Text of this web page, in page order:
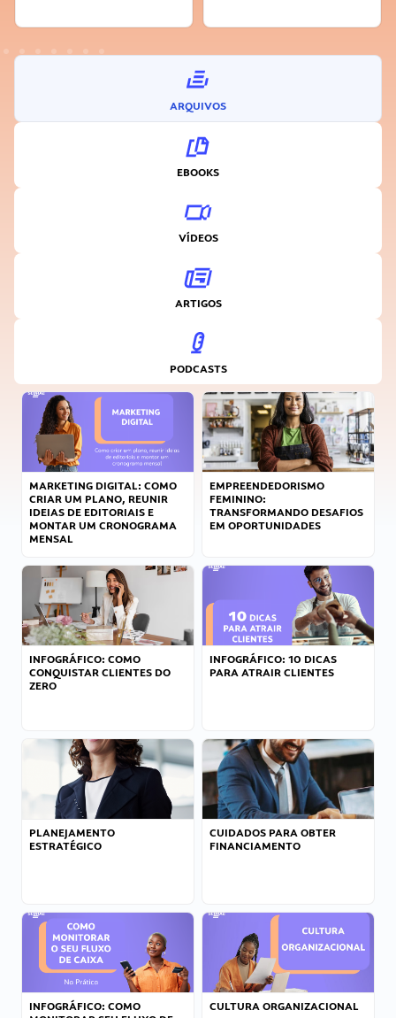
ARQUIVOS
EBOOKS
VÍDEOS
ARTIGOS
PODCASTS
MARKETING DIGITAL: COMO
CRIAR UM PLANO, REUNIR
IDEIAS DE EDITORIAIS E
MONTAR UM CRONOGRAMA
MENSAL
EMPREENDEDORISMO
FEMININO:
TRANSFORMANDO DESAFIOS
EM OPORTUNIDADES
INFOGRÁFICO: COMO
CONQUISTAR CLIENTES DO
ZERO
INFOGRÁFICO: 10 DICAS
PARA ATRAIR CLIENTES
PLANEJAMENTO
ESTRATÉGICO
CUIDADOS PARA OBTER
FINANCIAMENTO
INFOGRÁFICO: COMO
CULTURA ORGANIZACIONAL